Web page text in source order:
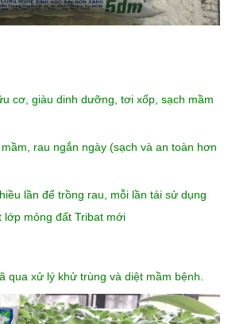
cơ, giàu dinh dưỡng, tơi xốp, sạch mầm
rau ngắn ngày (sạch và an toàn hơn
lần để trồng rau, mỗi lần tái sử dụng
lớp mỏng đất Tribat mới
qua xử lý khử trùng và diệt mầm bệnh.